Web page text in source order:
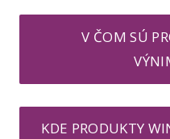
V ČOM SÚ
KDE PRODUKTY